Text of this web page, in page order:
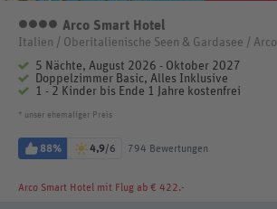
4 Sterne
Arco Smart Hotel
Italien / Oberitalienische Seen & Gardasee / Arco
5 Nächte, August 2026 - Oktober 2027
Doppelzimmer Basic, Alles Inklusive
1 - 2 Kinder bis Ende 1 Jahre kostenfrei
* unser ehemaliger Preis
88% 4,9/6 794 Bewertungen
Arco Smart Hotel mit Flug ab € 422.-